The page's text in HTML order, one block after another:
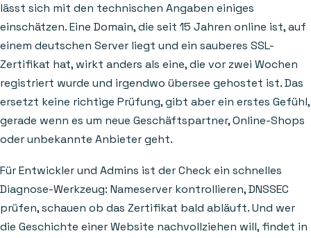
lässt sich mit den technischen Angaben einiges
einschätzen. Eine Domain, die seit 15 Jahren online ist, auf
einem deutschen Server liegt und ein sauberes SSL-
Zertifikat hat, wirkt anders als eine, die vor zwei Wochen
registriert wurde und irgendwo übersee gehostet ist. Das
ersetzt keine richtige Prüfung, gibt aber ein erstes Gefühl,
gerade wenn es um neue Geschäftspartner, Online-Shops
oder unbekannte Anbieter geht.
Für Entwickler und Admins ist der Check ein schnelles
Diagnose-Werkzeug: Nameserver kontrollieren, DNSSEC
prüfen, schauen ob das Zertifikat bald abläuft. Und wer
die Geschichte einer Website nachvollziehen will, findet in